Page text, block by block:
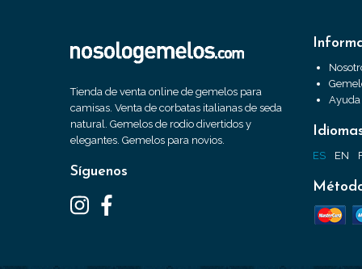
Tienda de venta online de gemelos para
camisas. Venta de corbatas italianas de seda
natural. Gemelos de rodio divertidos y
elegantes. Gemelos para novios.
Síguenos
Ayuda
ES EN